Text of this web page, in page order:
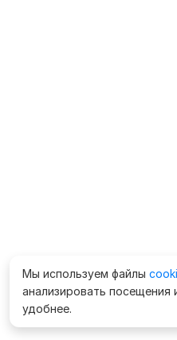
Мы используем файлы
анализировать посещения
удобнее.